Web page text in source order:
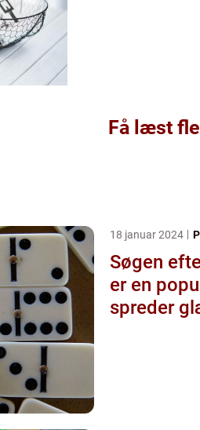
Få læst
18 januar 2024
Søgen
er en
spreder